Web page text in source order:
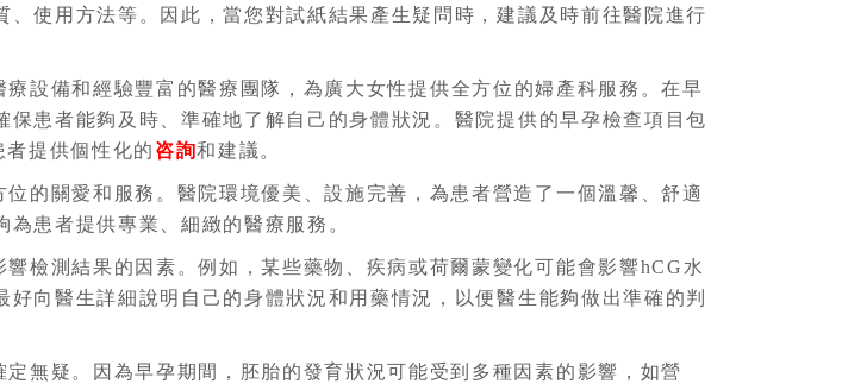
使用方法等。因此，當您對試紙結果產生疑問時，建議及時前往醫院進行
設備和經驗豐富的醫療團隊，為廣大女性提供全方位的婦產科服務。在早
患者能夠及時、準確地了解自己的身體狀況。醫院提供的早孕檢查項目包
提供個性化的 咨詢和建議。
的關愛和服務。醫院環境優美、設施完善，為患者營造了一個溫馨、舒適
患者提供專業、細緻的醫療服務。
檢測結果的因素。例如，某些藥物、疾病或荷爾蒙變化可能會影響hCG水
向醫生詳細說明自己的身體狀況和用藥情況，以便醫生能夠做出準確的判
無疑。因為早孕期間，胚胎的發育狀況可能受到多種因素的影響，如營